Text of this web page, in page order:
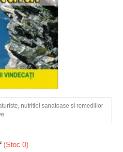
nutritiei sanatoase si remediilor
(Stoc 0)